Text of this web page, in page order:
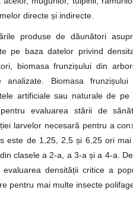
directe și indirecte.
produse de dăunători
pe baza datelor privind
biomasa frunzișului din
analizate. Biomasa
artificiale sau naturale de
evaluarea stării de
larvelor necesară pentru a
este de 1,25, 2,5 și 6,25 ori
clasele a 2-a, a 3-a și a 4-a.
evaluarea densității critice a
pentru mai multe insecte